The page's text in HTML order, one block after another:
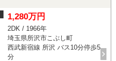
1,280万円
2DK / 1966年
埼玉県所沢市こぶし町
西武新宿線 所沢 バス10分停歩5
分